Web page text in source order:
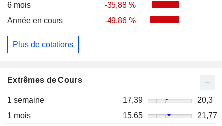
6 mois
-35,88 %
Année en cours
-49,86 %
Plus de cotations
Extrêmes de Cours
1 semaine 17,39
20,3
1 mois
15,65
21,77